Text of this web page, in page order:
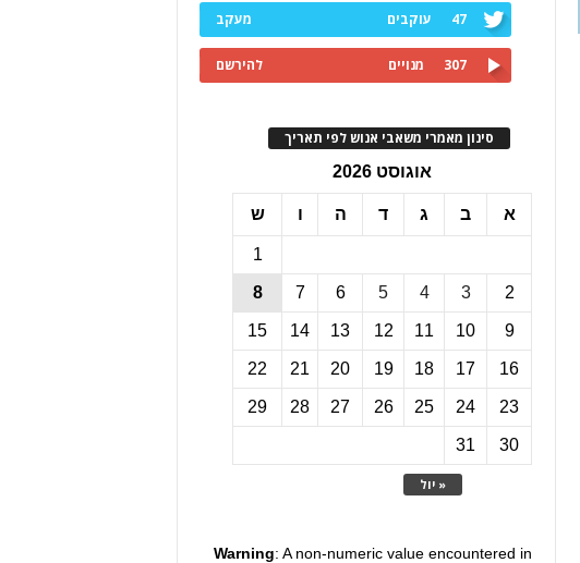
47 עוקבים מעקב
307 מנויים להירשם
סינון מאמרי משאבי אנוש לפי תאריך
אוגוסט 2026
א ב ג ד ה ו ש
« יול
1
2
3
4
5
6
7
8
9
10
11
12
13
14
15
16
17
18
19
20
21
22
23
24
25
26
27
28
29
30
31
Warning: A non-numeric value encountered in